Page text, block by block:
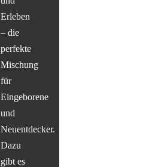
Erleben
– die
perfekte
Mischung
für
Eingeborene
und
Neuentdecker.
Dazu
gibt es